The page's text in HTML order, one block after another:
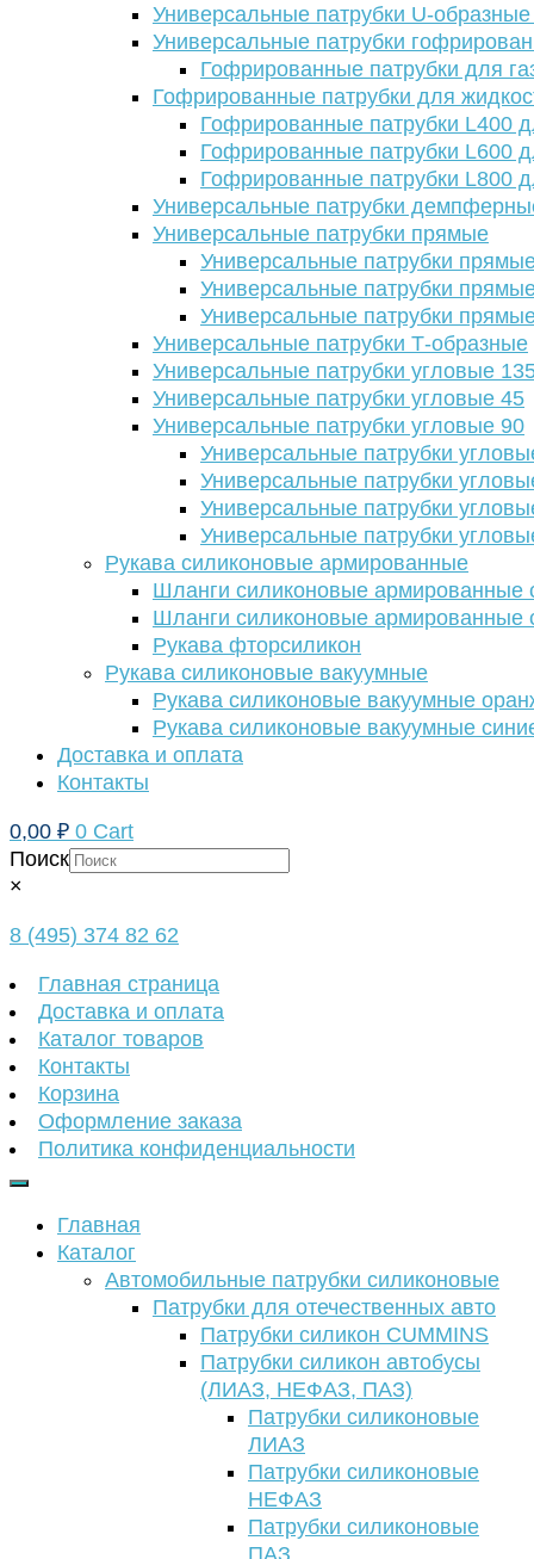
Универсальные патрубки U-
Универсальные патрубки
Гофрированные патрубки для
Гофрированные патрубки для
Гофрированные патрубки L400
Гофрированные патрубки L600
Гофрированные патрубки L800
Универсальные патрубки
Универсальные патрубки прямые
Универсальные патрубки
Универсальные патрубки
Универсальные патрубки
Универсальные патрубки Т-образные
Универсальные патрубки угловые
Универсальные патрубки угловые 45
Универсальные патрубки угловые 90
Универсальные патрубки
Универсальные патрубки
Универсальные патрубки
Универсальные патрубки
Рукава силиконовые армированные
Шланги силиконовые армированные
Шланги силиконовые армированные
Рукава фторсиликон
Рукава силиконовые вакуумные
Рукава силиконовые вакуумные
Рукава силиконовые вакуумные
Доставка и оплата
Контакты
0,00 ₽ 0 Cart
Поиск
×
8 (495) 374 82 62
Главная страница
Доставка и оплата
Каталог товаров
Контакты
Корзина
Оформление заказа
Политика конфиденциальности
Главная
Каталог
Автомобильные патрубки силиконовые
Патрубки для отечественных авто
Патрубки силикон CUMMINS
Патрубки силикон автобусы
(ЛИАЗ, НЕФАЗ, ПАЗ)
Патрубки силиконовые
ЛИАЗ
Патрубки силиконовые
НЕФАЗ
Патрубки силиконовые
ПАЗ